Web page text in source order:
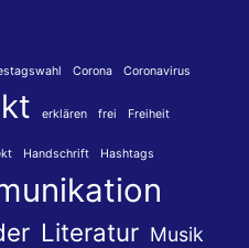
Corona Coronavirus
erklären frei Freiheit
Handschrift Hashtags
Literatur Musik